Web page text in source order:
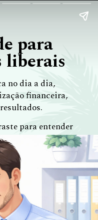
para
liberais
no dia a dia,
financeira,
para entender